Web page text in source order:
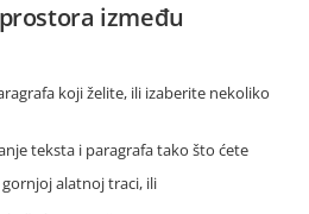
između
koji želite, ili izaberite nekoliko
teksta i paragrafa tako što ćete
alatnoj traci, ili